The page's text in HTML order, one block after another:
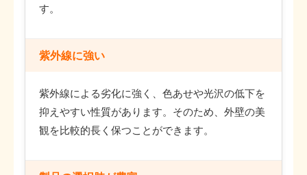
す。
紫外線に強い
紫外線による劣化に強く、色あせや光沢の低下を
抑えやすい性質があります。そのため、外壁の美
観を比較的長く保つことができます。